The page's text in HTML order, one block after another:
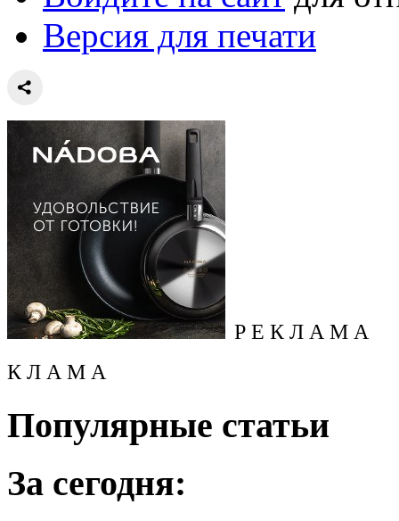
Версия для печати
Р Е К Л А М А
К Л А М А
Популярные статьи
За сегодня: